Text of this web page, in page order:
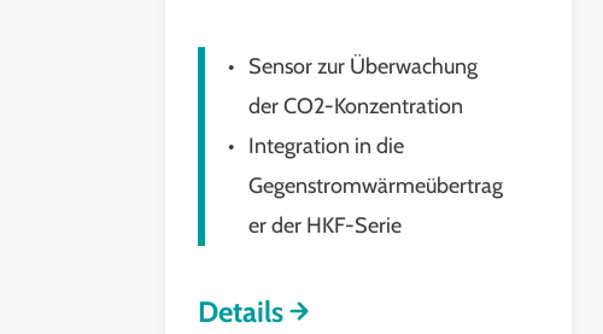
Sensor zur Überwachung
der CO2-Konzentration
Integration in die
Gegenstromwärmeübertrag
er der HKF-Serie
Details